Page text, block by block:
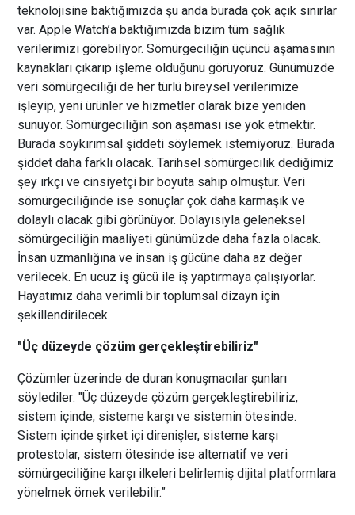
teknolojisine baktığımızda şu anda burada çok açık sınırlar
var. Apple Watch’a baktığımızda bizim tüm sağlık
verilerimizi görebiliyor.Sömürgeciliğin üçüncü aşamasının
kaynakları çıkarıp işleme olduğunu görüyoruz. Günümüzde
veri sömürgeciliği de her türlü bireysel verilerimize
işleyip, yeni ürünler ve hizmetler olarak bize yeniden
sunuyor.Sömürgeciliğin son aşaması ise yok etmektir.
Burada soykırımsal şiddeti söylemek istemiyoruz. Burada
şiddet daha farklı olacak. Tarihsel sömürgecilik dediğimiz
şey ırkçı ve cinsiyetçi bir boyuta sahip olmuştur. Veri
sömürgeciliğinde ise sonuçlar çok daha karmaşık ve
dolaylı olacak gibi görünüyor. Dolayısıyla geleneksel
sömürgeciliğin maaliyeti günümüzde daha fazla olacak.
İnsan uzmanlığına ve insan iş gücüne daha az değer
verilecek. En ucuz iş gücü ile iş yaptırmaya çalışıyorlar.
Hayatımız daha verimli bir toplumsal dizayn için
şekillendirilecek.
"Üç düzeyde çözüm gerçekleştirebiliriz"
Çözümler üzerinde de duran konuşmacılar şunları
söylediler: "Üç düzeyde çözüm gerçekleştirebiliriz,
sistem içinde, sisteme karşı ve sistemin ötesinde.
Sistem içinde şirket içi direnişler, sisteme karşı
protestolar, sistem ötesinde ise alternatif ve veri
sömürgeciliğine karşı ilkeleri belirlemiş dijital platformlara
yönelmek örnek verilebilir.”